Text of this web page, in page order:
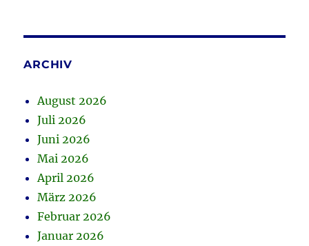
ARCHIV
August 2026
Juli 2026
Juni 2026
Mai 2026
April 2026
März 2026
Februar 2026
Januar 2026